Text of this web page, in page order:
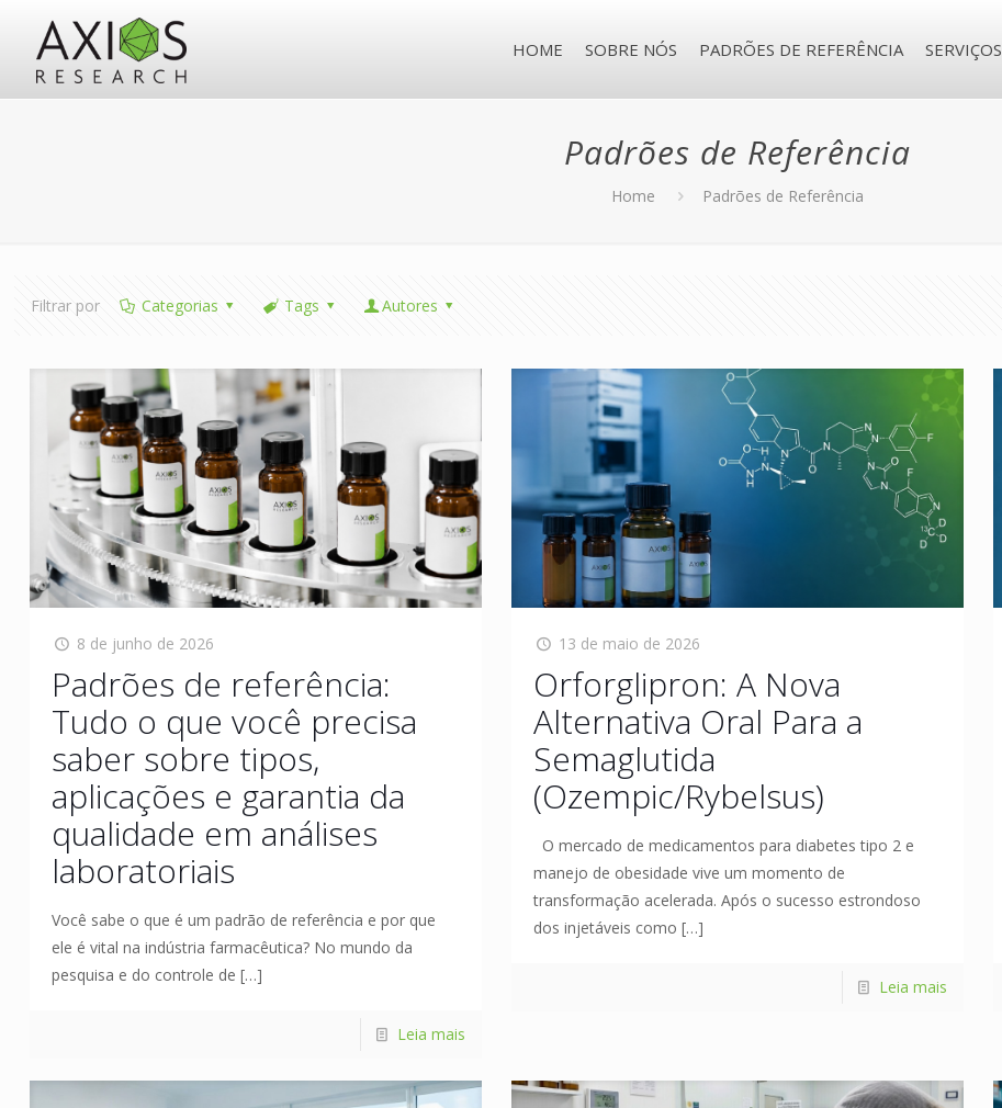
HOME SOBRE NÓS PADRÕES DE REFERÊNCIA SERVIÇOS
Padrões de Referência
Home Padrões de Referência
Filtrar por Categorias Tags Autores
8 de junho de 2026
Padrões de referência:
Tudo o que você precisa
saber sobre tipos,
aplicações e garantia da
qualidade em análises
laboratoriais
Você sabe o que é um padrão de referência e por que
ele é vital na indústria farmacêutica? No mundo da
pesquisa e do controle de […]
Leia mais
13 de maio de 2026
Orforglipron: A Nova
Alternativa Oral Para a
Semaglutida
(Ozempic/Rybelsus)
O mercado de medicamentos para diabetes tipo 2 e
manejo de obesidade vive um momento de
transformação acelerada. Após o sucesso estrondoso
dos injetáveis como […]
Leia mais